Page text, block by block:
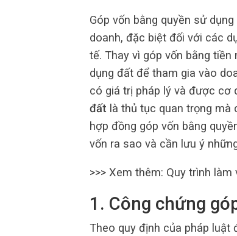
Góp vốn bằng quyền sử
doanh, đặc biệt đối với các
tế. Thay vì góp vốn bằng
dụng đất để tham gia vào
có giá trị pháp lý và được cơ
đất là thủ tục quan trọng mà
hợp đồng góp vốn bằng
vốn ra sao và cần lưu ý
>>> Xem thêm: Quy trình làm
1. Công chứng
Theo quy định của pháp luật